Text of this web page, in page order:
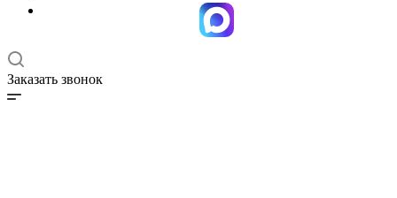
Заказать звонок